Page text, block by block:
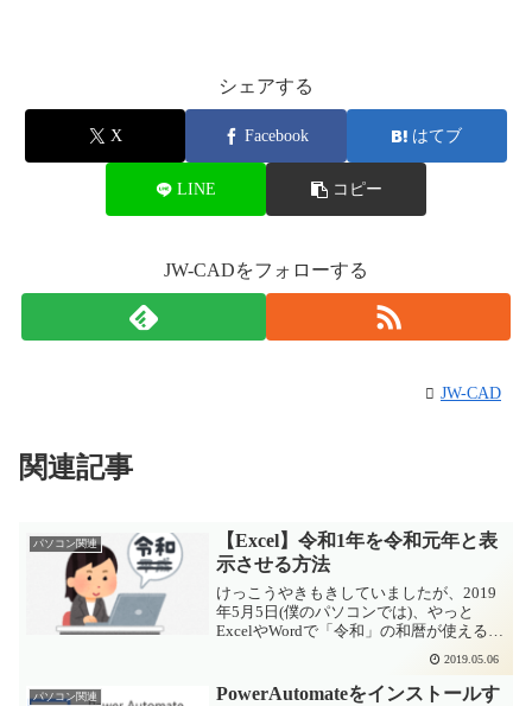
シェアする
X Facebook はてブ
LINE コピー
JW-CADをフォローする
JW-CAD
関連記事
パソコン関連
【Excel】令和1年を令和元年と表
示させる方法
けっこうやきもきしていましたが、2019
年5月5日(僕のパソコンでは)、やっと
ExcelやWordで「令和」の和暦が使えるよ
うになりました。ただひとつ、とても残
念なことがあります。令和元年が令和1年
になってしまう2019年5月6日をExce...
2019.05.06
パソコン関連
PowerAutomateをインストールす